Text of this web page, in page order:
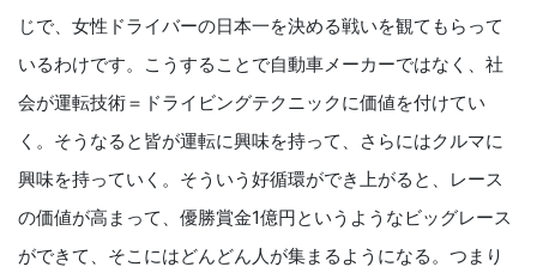
じで、女性ドライバーの日本一を決める戦いを観てもらって
いるわけです。こうすることで自動車メーカーではなく、社
会が運転技術＝ドライビングテクニックに価値を付けてい
く。そうなると皆が運転に興味を持って、さらにはクルマに
興味を持っていく。そういう好循環ができ上がると、レース
の価値が高まって、優勝賞金1億円というようなビッグレース
ができて、そこにはどんどん人が集まるようになる。つまり